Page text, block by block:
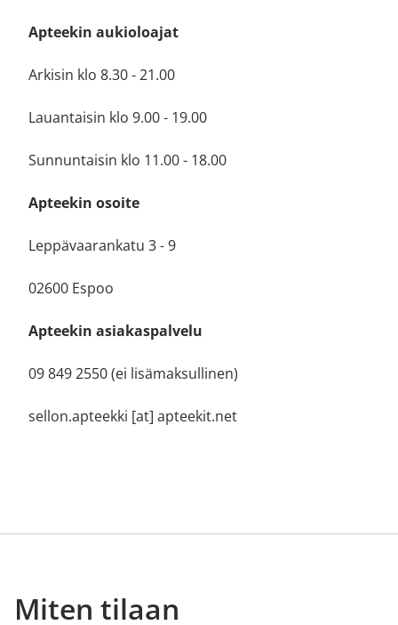
Apteekin aukioloajat
Arkisin klo 8.30 - 21.00
Lauantaisin klo 9.00 - 19.00
Sunnuntaisin klo 11.00 - 18.00
Apteekin osoite
Leppävaarankatu 3 - 9
02600 Espoo
Apteekin asiakaspalvelu
09 849 2550 (ei lisämaksullinen)
sellon.apteekki [at] apteekit.net
Miten tilaan